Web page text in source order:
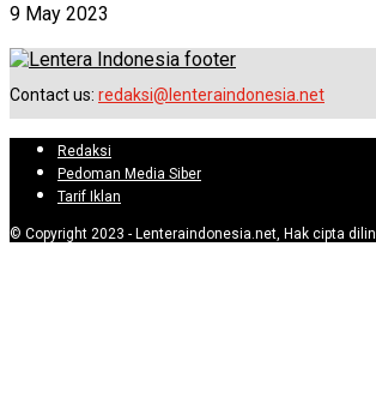
9 May 2023
Contact us: redaksi@lenteraindonesia.net
Redaksi
Pedoman Media Siber
Tarif Iklan
© Copyright 2023 - Lenteraindonesia.net, Hak cipta